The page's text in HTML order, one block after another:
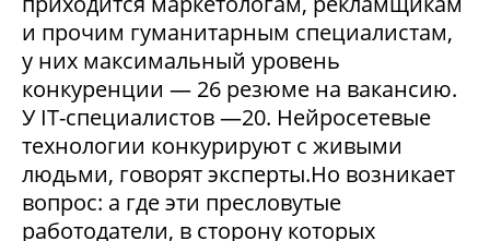
и прочим гуманитарным специалистам,
у них максимальный уровень
конкуренции — 26 резюме на вакансию.
У IT-специалистов —20. Нейросетевые
технологии конкурируют с живыми
людьми, говорят эксперты.Но возникает
вопрос: а где эти пресловутые
работодатели, в сторону которых